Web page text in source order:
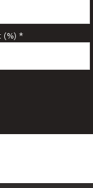
(%) *